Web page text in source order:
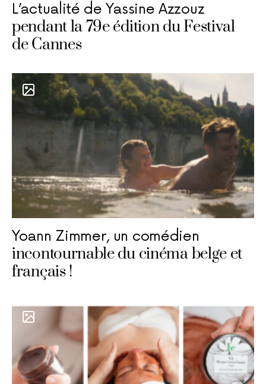
L’actualité de Yassine Azzouz
pendant la 79e édition du Festival
de Cannes
Yoann Zimmer, un comédien
incontournable du cinéma belge et
français !